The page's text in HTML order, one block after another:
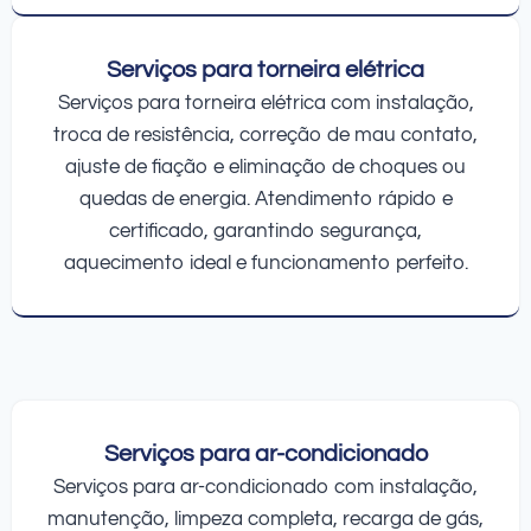
Serviços para torneira elétrica
Serviços para torneira elétrica com instalação,
troca de resistência, correção de mau contato,
ajuste de fiação e eliminação de choques ou
quedas de energia. Atendimento rápido e
certificado, garantindo segurança,
aquecimento ideal e funcionamento perfeito.
Serviços para ar-condicionado
Serviços para ar-condicionado com instalação,
manutenção, limpeza completa, recarga de gás,